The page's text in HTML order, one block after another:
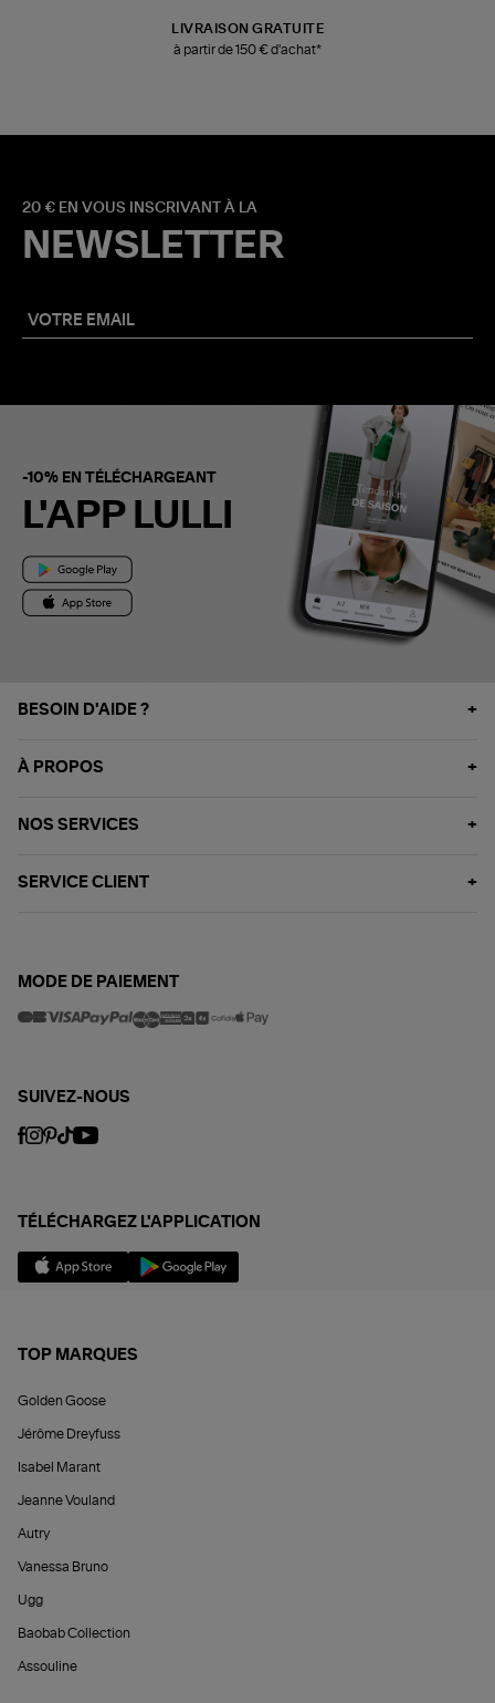
LIVRAISON GRATUITE
à partir de 150 € d'achat*
20 € EN VOUS INSCRIVANT À LA
NEWSLETTER
-10% EN TÉLÉCHARGEANT
L'APP LULLI
BESOIN D'AIDE ?
À PROPOS
NOS SERVICES
SERVICE CLIENT
MODE DE PAIEMENT
SUIVEZ-NOUS
TÉLÉCHARGEZ L'APPLICATION
TOP MARQUES
Golden Goose
Jérôme Dreyfuss
Isabel Marant
Jeanne Vouland
Autry
Vanessa Bruno
Ugg
Baobab Collection
Assouline